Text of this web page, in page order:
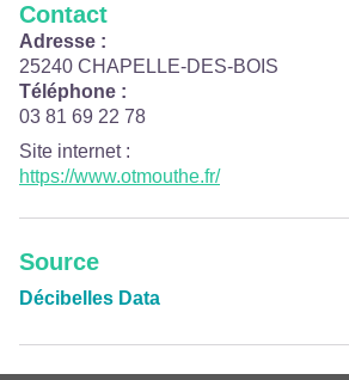
Contact
Adresse :
25240 CHAPELLE-DES-BOIS
Téléphone :
03 81 69 22 78
Site internet:
https://www.otmouthe.fr/
Source
Décibelles Data